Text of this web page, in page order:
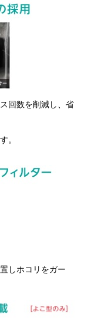
回数を削減し、省
。
しホコリをガー